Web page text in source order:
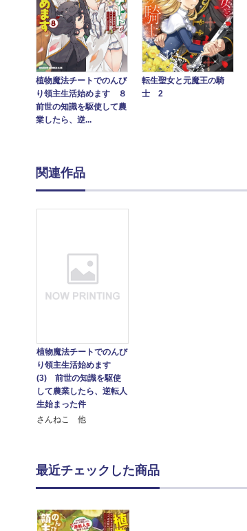
植物魔法チートでのんび
り領主生活始めます ８
前世の知識を駆使して農
業したら、逆...
転生聖女と元魔王の騎
士 2
関連作品
植物魔法チートでのんび
り領主生活始めます
(3) 前世の知識を駆使
して農業したら、逆転人
生始まった件
さんねこ 他
最近チェックした商品